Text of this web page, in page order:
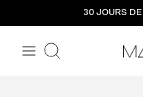
contenu
30 JOURS DE
Rechercher